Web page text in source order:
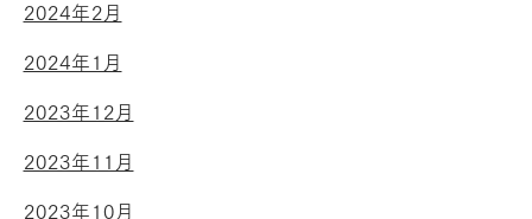
2024年2月
2024年1月
2023年12月
2023年11月
2023年10月